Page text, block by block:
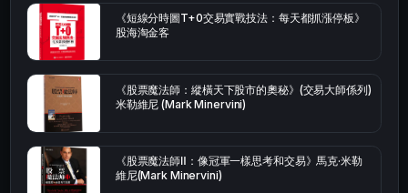
《短線分時圖T+0交易實戰技法：每天都抓漲停板》
股海淘金客
《股票魔法師：縱橫天下股市的奧秘》(交易大師係列)
米勒維尼 (Mark Minervini)
《股票魔法師Ⅱ：像冠軍一樣思考和交易》馬克·米勒
維尼(Mark Minervini)